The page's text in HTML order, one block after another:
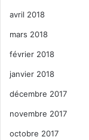
avril 2018
mars 2018
février 2018
janvier 2018
décembre 2017
novembre 2017
octobre 2017